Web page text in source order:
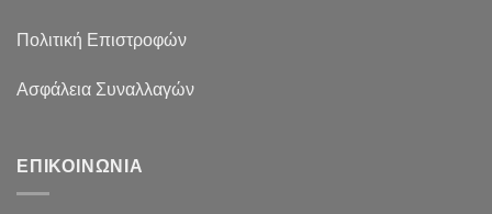
Πολιτική Επιστροφών
Ασφάλεια Συναλλαγών
ΕΠΙΚΟΙΝΩΝΙΑ